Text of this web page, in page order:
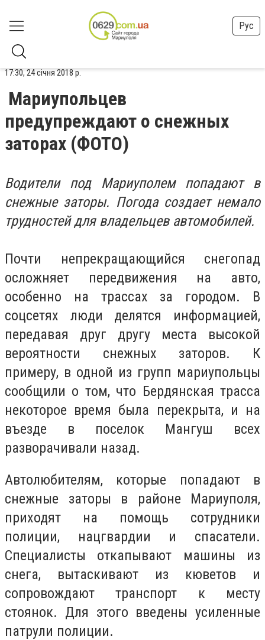
Рус
17:30, 24 січня 2018 р.
Мариупольцев
предупреждают о снежных
заторах (ФОТО)
Водители под Мариуполем попадают в
снежные заторы. Погода создает немало
трудностей для владельцев автомобилей.
Почти непрекращающийся снегопад
осложняет передвижения на авто,
особенно на трассах за городом. В
соцсетях люди делятся информацией,
передавая друг другу места высокой
вероятности снежных заторов. К
примеру, в одной из групп мариупольцы
сообщили о том, что Бердянская трасса
некоторое время была перекрыта, и на
въезде в поселок Мангуш всех
разворачивали назад.
Автолюбителям, которые попадают в
снежные заторы в районе Мариуполя,
приходят на помощь сотрудники
полиции, нацгвардии и спасатели.
Специалисты откапывают машины из
снега, вытаскивают из кюветов и
сопровождают транспорт к месту
стоянок. Для этого введены усиленные
патрули полиции.